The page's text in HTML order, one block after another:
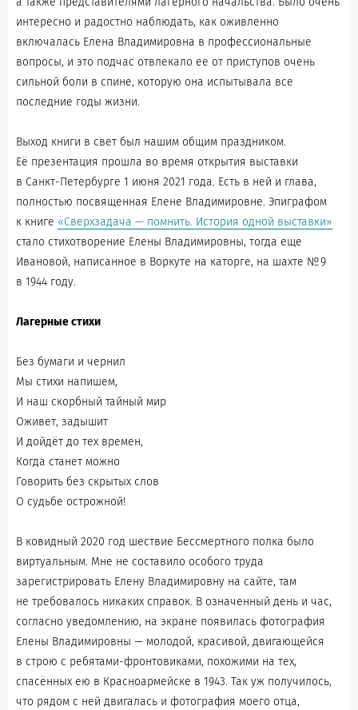
интересно и радостно наблюдать, как оживленно
включалась Елена Владимировна в профессиональные
вопросы, и это подчас отвлекало ее от приступов очень
сильной боли в спине, которую она испытывала все
последние годы жизни.
Выход книги в свет был нашим общим праздником.
Её презентация прошла во время открытия выставки
в Санкт-Петербурге 1 июня 2021 года. Есть в ней и глава,
полностью посвященная Елене Владимировне. Эпиграфом
к книге «Сверхзадача — помнить. История одной выставки»
стало стихотворение Елены Владимировны, тогда еще
Ивановой, написанное в Воркуте на каторге, на шахте № 9
в 1944 году.
Лагерные стихи
Без бумаги и чернил
Мы стихи напишем,
И наш скорбный тайный мир
Оживет, задышит
И дойдёт до тех времен,
Когда станет можно
Говорить без скрытых слов
О судьбе острожной!
В ковидный 2020 год шествие Бессмертного полка было
виртуальным. Мне не составило особого труда
зарегистрировать Елену Владимировну на сайте, там
не требовалось никаких справок. В означенный день и час,
согласно уведомлению, на экране появилась фотография
Елены Владимировны — молодой, красивой, двигающейся
в строю с ребятами-фронтовиками, похожими на тех,
спасённых ею в Красноармейске в 1943. Так уж получилось,
что рядом с ней двигалась и фотография моего отца,